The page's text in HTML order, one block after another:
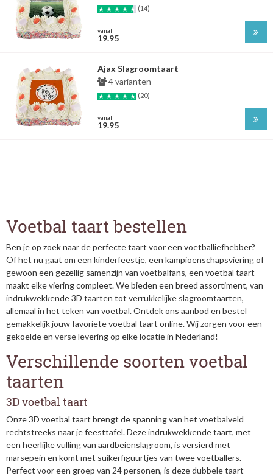
(14)
vanaf
19.95
Ajax Slagroomtaart
4 varianten
(20)
vanaf
19.95
Voetbal taart bestellen
Ben je op zoek naar de perfecte taart voor een voetballiefhebber?
Of het nu gaat om een kinderfeestje, een kampioenschapsviering of
gewoon een gezellig samenzijn van voetbalfans, een voetbal taart
maakt elke viering compleet. We bieden een breed assortiment, van
indrukwekkende 3D taarten tot verrukkelijke slagroomtaarten,
allemaal in het teken van voetbal. Ontdek ons aanbod en bestel
gemakkelijk jouw favoriete voetbal taart online. Wij zorgen voor een
gekoelde en verse levering op elke locatie in Nederland!
Verschillende soorten voetbal
taarten
3D voetbal taart
Onze 3D voetbal taart brengt de spanning van het voetbalveld
rechtstreeks naar je feesttafel. Deze indrukwekkende taart, met
een heerlijke vulling van aardbeienslagroom, is versierd met
marsepein en komt met suikerfiguurtjes van twee voetballers.
Perfect voor een groep van 24 personen, is deze dubbele taart